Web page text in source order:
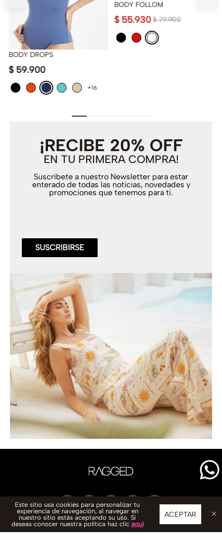
BODY DROPS
$ 59.900
+16
BODY FOLLOM
$ 79.900
$ 55.930
¡RECIBE 20% OFF
EN TU PRIMERA COMPRA!
Suscríbete a nuestro Newsletter para estar
enterado de todas las noticias, novedades y
promociones que tenemos para ti.
SUSCRIBIRSE
CONTACTO
ACEPTAR
Este sitio usa cookies para personalizar tu
experiencia de navegación, al navegar en
nuestro sitio estás aceptando su uso. Si
deseas conocer nuestra política haz clic aquí